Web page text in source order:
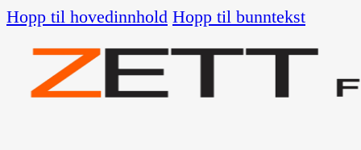
Hopp til hovedinnhold Hopp til bunntekst